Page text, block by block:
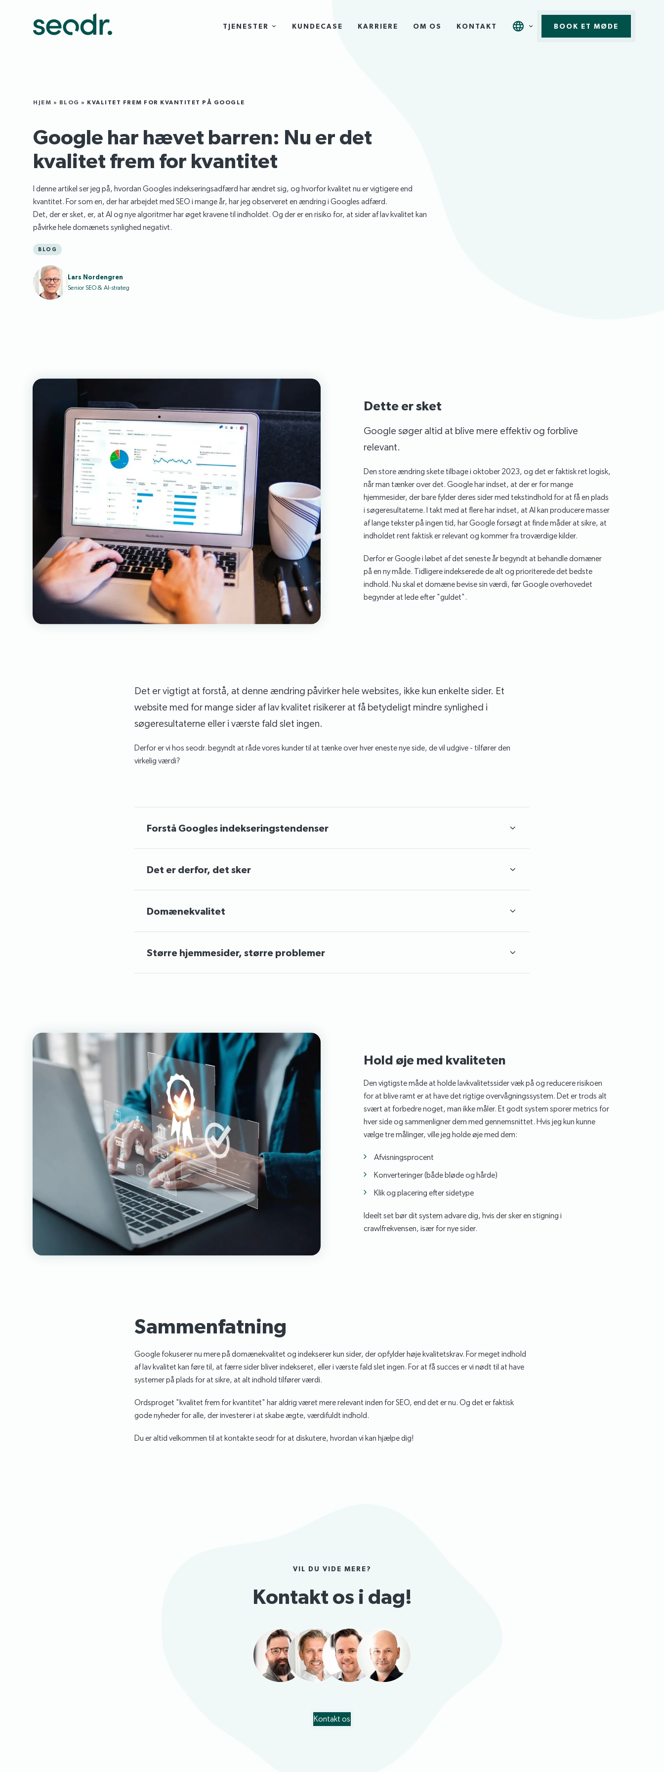
TJENESTER KUNDECASE KARRIERE OM OS KONTAKT BOOK ET MØDE
HJEM » BLOG » KVALITET FREM FOR KVANTITET PÅ GOOGLE
Google har hævet barren: Nu er det
kvalitet frem for kvantitet
I denne artikel ser jeg på, hvordan Googles indekseringsadfærd har ændret sig, og hvorfor kvalitet nu er vigtigere end
kvantitet. For som en, der har arbejdet med SEO i mange år, har jeg observeret en ændring i Googles adfærd.
Det, der er sket, er, at AI og nye algoritmer har øget kravene til indholdet. Og der er en risiko for, at sider af lav kvalitet kan
påvirke hele domænets synlighed negativt.
BLOG
Lars Nordengren
Senior SEO & AI-strateg
Dette er sket
Google søger altid at blive mere effektiv og forblive
relevant.
Den store ændring skete tilbage i oktober 2023, og det er faktisk ret logisk,
når man tænker over det. Google har indset, at der er for mange
hjemmesider, der bare fylder deres sider med tekstindhold for at få en plads
i søgeresultaterne. I takt med at flere har indset, at AI kan producere masser
af lange tekster på ingen tid, har Google forsøgt at finde måder at sikre, at
indholdet rent faktisk er relevant og kommer fra troværdige kilder.
Derfor er Google i løbet af det seneste år begyndt at behandle domæner
på en ny måde. Tidligere indekserede de alt og prioriterede det bedste
indhold. Nu skal et domæne bevise sin værdi, før Google overhovedet
begynder at lede efter "guldet".
Det er vigtigt at forstå, at denne ændring påvirker hele websites, ikke kun enkelte sider. Et
website med for mange sider af lav kvalitet risikerer at få betydeligt mindre synlighed i
søgeresultaterne eller i værste fald slet ingen.
Derfor er vi hos seodr. begyndt at råde vores kunder til at tænke over hver eneste nye side, de vil udgive - tilfører den
virkelig værdi?
Forstå Googles indekseringstendenser
Det er derfor, det sker
Domænekvalitet
Større hjemmesider, større problemer
Hold øje med kvaliteten
Den vigtigste måde at holde lavkvalitetssider væk på og reducere risikoen
for at blive ramt er at have det rigtige overvågningssystem. Det er trods alt
svært at forbedre noget, man ikke måler. Et godt system sporer metrics for
hver side og sammenligner dem med gennemsnittet. Hvis jeg kun kunne
vælge tre målinger, ville jeg holde øje med dem:
Afvisningsprocent
Konverteringer (både bløde og hårde)
Klik og placering efter sidetype
Ideelt set bør dit system advare dig, hvis der sker en stigning i
crawlfrekvensen, især for nye sider.
Sammenfatning
Google fokuserer nu mere på domænekvalitet og indekserer kun sider, der opfylder høje kvalitetskrav. For meget indhold
af lav kvalitet kan føre til, at færre sider bliver indekseret, eller i værste fald slet ingen. For at få succes er vi nødt til at have
systemer på plads for at sikre, at alt indhold tilfører værdi.
Ordsproget "kvalitet frem for kvantitet" har aldrig været mere relevant inden for SEO, end det er nu. Og det er faktisk
gode nyheder for alle, der investerer i at skabe ægte, værdifuldt indhold.
Du er altid velkommen til at kontakte seodr for at diskutere, hvordan vi kan hjælpe dig!
VIL DU VIDE MERE?
Kontakt os i dag!
Kontakt os